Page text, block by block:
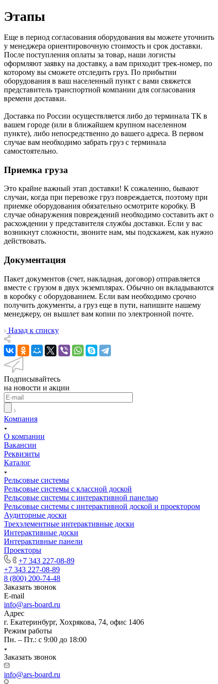
Этапы
Еще в период согласования оборудования вы можете уточнить
у менеджера ориентировочную стоимость и срок доставки.
После поступления оплаты за товар, наши логисты
оформляют заявку на доставку, а вам приходит трек-номер, по
которому вы сможете отследить груз. По прибытии
оборудования в ваш населенный пункт с вами свяжется
представитель транспортной компании для согласования
времени доставки.
Доставка по России осуществляется либо до терминала ТК в
вашем городе (или в ближайшем крупном населенном
пункте), либо непосредственно до вашего адреса. В первом
случае вам необходимо забрать груз с терминала
самостоятельно.
Приемка груза
Это крайне важный этап доставки! К сожалению, бывают
случаи, когда при перевозке груз повреждается, поэтому при
приемке оборудования обязательно осмотрите коробку. В
случае обнаружения повреждений необходимо составить акт о
расхождении у представителя службы доставки. Если у вас
возникнут сложности, звоните нам, мы подскажем, как нужно
действовать.
Документация
Пакет документов (счет, накладная, договор) отправляется
вместе с грузом в двух экземплярах. Обычно он вкладываются
в коробку с оборудованием. Если вам необходимо срочно
получить документы, а груз еще в пути, напишите нашему
менеджеру, он вышлет вам копии по электронной почте.
Назад к списку
Подписывайтесь
на новости и акции
Компания
О компании
Вакансии
Реквизиты
Каталог
Рельсовые системы
Рельсовые системы с классной доской
Рельсовые системы с интерактивной панелью
Рельсовые системы с интерактивной доской и проектором
Аудиторные доски
Трехэлементные интерактивные доски
Интерактивные доски
Интерактивные панели
Проекторы
+7 343 227-08-89
+7 343 227-08-89
8 (800) 200-74-48
Заказать звонок
E-mail
info@ars-board.ru
Адрес
г. Екатеринбург, Хохрякова, 74, офис 1406
Режим работы
Пн. – Пт.: с 9:00 до 18:00
Заказать звонок
info@ars-board.ru